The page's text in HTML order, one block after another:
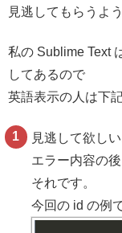
見逃してもらうよ
私の Sublime Text
してあるので
英語表示の人は下
見逃して欲し
エラー内容の
それです。
今回の id の例